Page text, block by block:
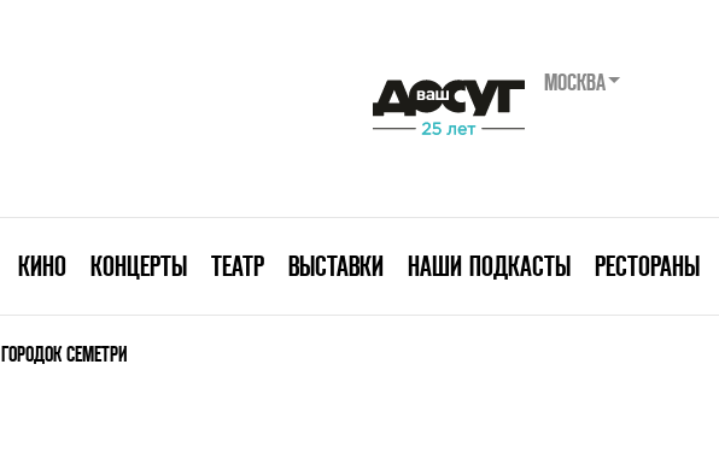
МОСКВА
КИНО КОНЦЕРТЫ ТЕАТР ВЫСТАВКИ НАШИ ПОДКАСТЫ РЕСТОРАНЫ
ГОРОДОК СЕМЕТРИ